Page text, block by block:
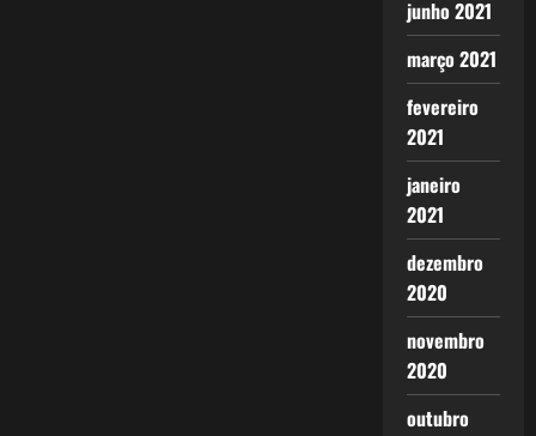
junho 2021
março 2021
fevereiro
2021
janeiro
2021
dezembro
2020
novembro
2020
outubro